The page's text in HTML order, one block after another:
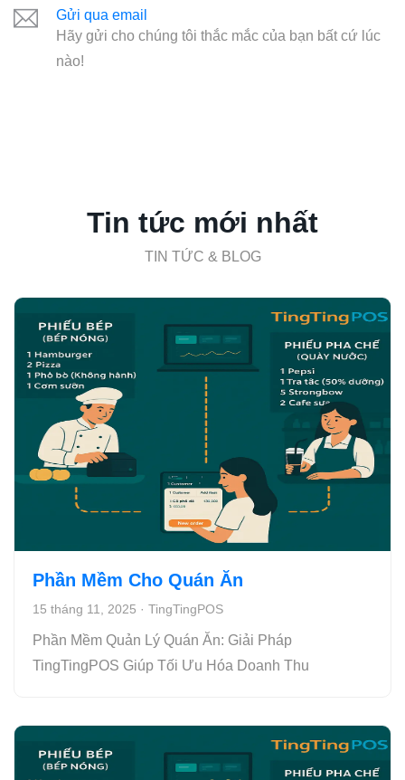
Gửi qua email
Hãy gửi cho chúng tôi thắc mắc của bạn bất cứ lúc
nào!
Tin tức mới nhất
TIN TỨC & BLOG
Phần Mềm Cho Quán Ăn
15 tháng 11, 2025 · TingTingPOS
Phần Mềm Quản Lý Quán Ăn: Giải Pháp
TingTingPOS Giúp Tối Ưu Hóa Doanh Thu